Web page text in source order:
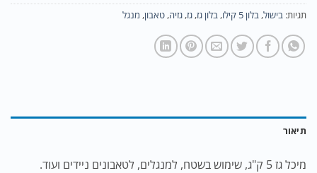
תגיות: בישול, בלון 5 קילו , בלון גז, גז, גזיה, טאבון, מנגל
תיאור
מיכל גז 5 ק"ג, שימוש בשטח, למנגלים, לטאבונים ניידים ועוד.